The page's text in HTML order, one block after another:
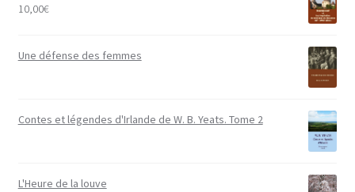
10,00€
Une défense des femmes
Contes et légendes d'Irlande de W. B. Yeats. Tome 2
L'Heure de la louve